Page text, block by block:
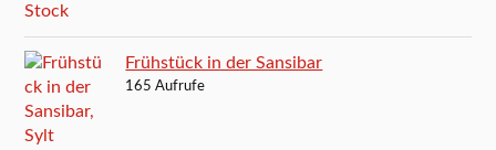
Frühstück in der Sansibar
165 Aufrufe